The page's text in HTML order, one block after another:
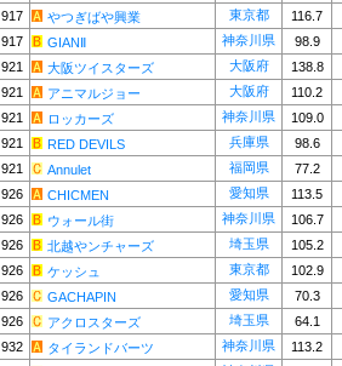
917
やつぎばや興業 東京都
116.7
917
GIANⅡ 神奈川県
98.9
921
大阪ツイスターズ 大阪府
138.8
921
アニマルジョー 大阪府
110.2
921
ロッカーズ 神奈川県
109.0
921
RED DEVILS 兵庫県
98.6
921
Annulet 福岡県
77.2
926
CHICMEN 愛知県
113.5
926
ウォール街 神奈川県
106.7
926
北越やンチャーズ 埼玉県
105.2
926
ケッシュ 東京都
102.9
926
GACHAPIN 愛知県
70.3
926
アクロスターズ 埼玉県
64.1
932
タイランドバーツ 神奈川県
113.2